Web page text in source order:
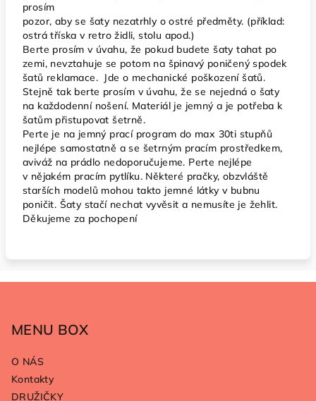
prosím
pozor, aby se šaty nezatrhly o ostré předměty. (příklad:
ostrá tříska v retro židli, stolu apod.)
Berte prosím v úvahu, že pokud budete šaty tahat po
zemi, nevztahuje se potom na špinavý poničený spodek
šatů reklamace. Jde o mechanické poškození šatů.
Stejně tak berte prosím v úvahu, že se nejedná o šaty
na každodenní nošení. Materiál je jemný a je potřeba k
šatům přistupovat šetrně.
Perte je na jemný prací program do max 30ti stupňů
nejlépe samostatně a se šetrným pracím prostředkem,
aviváž na prádlo nedoporučujeme. Perte nejlépe
v nějakém pracím pytlíku. Některé pračky, obzvláště
starších modelů mohou takto jemné látky v bubnu
poničit. Šaty stačí nechat vyvěsit a nemusíte je žehlit.
Děkujeme za pochopení
MENU BOX
O NÁS
Kontakty
DRUŽIČKY